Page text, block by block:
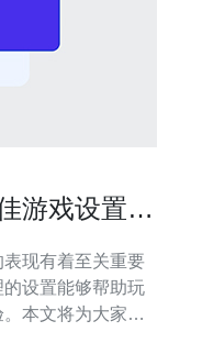
游戏设置攻
现有着至关重要
设置能够帮助玩
本文将为大家介